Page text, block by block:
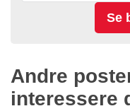
Andre
interessere